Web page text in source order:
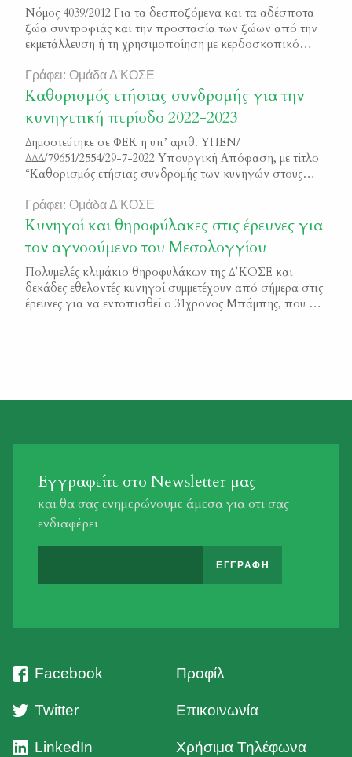
Νόμος 4039/2012 Για τα δεσποζόμενα και τα αδέσποτα
ζώα συντροφιάς και την προστασία των ζώων από την
εκμετάλλευση ή τη χρησιμοποίηση με κερδοσκοπικό
Γράφει: Ομάδα Δ'ΚΟΣΕ
Καθορισμός ετήσιας συνδρομής για την
κυνηγετική περίοδο 2022-2023
Δημοσιεύτηκε σε ΦΕΚ η υπ’ αριθ. ΥΠΕΝ/
ΔΔΔ/79651/2554/29-7-2022 Υπουργική Απόφαση, με τίτλο
“Καθορισμός ετήσιας συνδρομής των κυνηγών στους
Ενέργειας, Κυνηγετικούς Συλλόγους” Μπορείτε να
διαβάσετε το κείμενο της απόφαση εδώ ΦΕΚ 4130/Β/2022
Γράφει: Ομάδα Δ'ΚΟΣΕ
Κυνηγοί και θηροφύλακες στις έρευνες για
τον αγνοούμενο του Μεσολογγίου
Πολυμελές κλιμάκιο θηροφυλάκων της Δ΄ΚΟΣΕ και
δεκάδες εθελοντές κυνηγοί συμμετέχουν από σήμερα στις
έρευνες για να εντοπισθεί ο 31χρονος Μπάμπης, που για
Εγγραφείτε στο Newsletter μας
και θα σας ενημερώνουμε άμεσα για οτι σας
ενδιαφέρει
Facebook
Twitter
LinkedIn
Προφίλ
Επικοινωνία
Χρήσιμα Τηλέφωνα